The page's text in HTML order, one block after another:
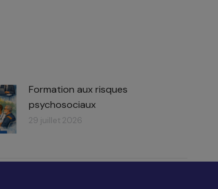
Formation aux risques
psychosociaux
29 juillet 2026